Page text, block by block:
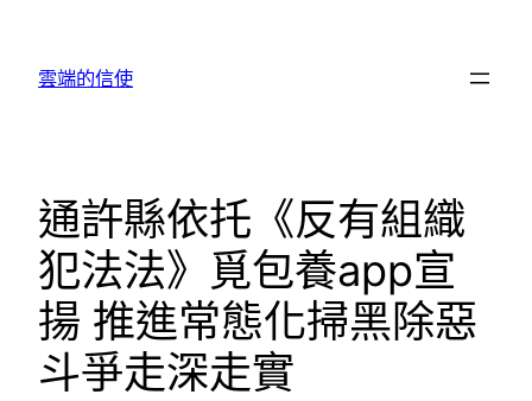
雲端的信使
通許縣依托《反有組織
犯法法》覓包養app宣
揚 推進常態化掃黑除惡
斗爭走深走實